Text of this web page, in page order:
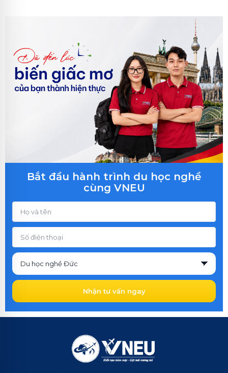
Bắt đầu hành trình du học nghề
cùng VNEU
Nhận tư vấn ngay